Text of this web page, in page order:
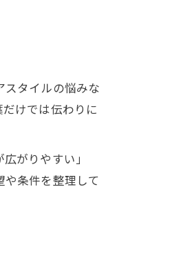
タイルの悩みな
けでは伝わりに
がりやすい」
条件を整理して